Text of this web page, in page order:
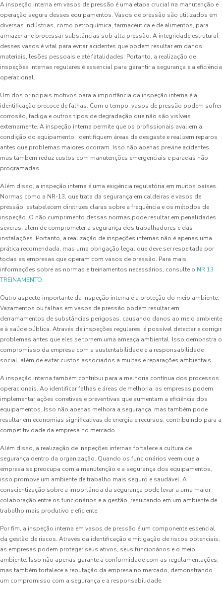
A inspeção interna em vasos de pressão é uma etapa crucial na manutenção e
operação segura desses equipamentos. Vasos de pressão são utilizados em
diversas indústrias, como petroquímica, farmacêutica e de alimentos, para
armazenar e processar substâncias sob alta pressão. A integridade estrutural
desses vasos é vital para evitar acidentes que podem resultar em danos
materiais, lesões pessoais e até fatalidades. Portanto, a realização de
inspeções internas regulares é essencial para garantir a segurança e a eficiência
operacional.
Um dos principais motivos para a importância da inspeção interna é a
identificação precoce de falhas. Com o tempo, vasos de pressão podem sofrer
corrosão, fadiga e outros tipos de degradação que não são visíveis
externamente. A inspeção interna permite que os profissionais avaliem a
condição do equipamento, identifiquem áreas de desgaste e realizem reparos
antes que problemas maiores ocorram. Isso não apenas previne acidentes,
mas também reduz custos com manutenções emergenciais e paradas não
programadas.
Além disso, a inspeção interna é uma exigência regulatória em muitos países.
Normas como a NR-13, que trata da segurança em caldeiras e vasos de
pressão, estabelecem diretrizes claras sobre a frequência e os métodos de
inspeção. O não cumprimento dessas normas pode resultar em penalidades
severas, além de comprometer a segurança dos trabalhadores e das
instalações. Portanto, a realização de inspeções internas não é apenas uma
prática recomendada, mas uma obrigação legal que deve ser respeitada por
todas as empresas que operam com vasos de pressão. Para mais
informações sobre as normas e treinamentos necessários, consulte o NR 13
TREINAMENTO.
Outro aspecto importante da inspeção interna é a proteção do meio ambiente.
Vazamentos ou falhas em vasos de pressão podem resultar em
derramamentos de substâncias perigosas, causando danos ao meio ambiente
e à saúde pública. Através de inspeções regulares, é possível detectar e corrigir
problemas antes que eles se tornem uma ameaça ambiental. Isso demonstra o
compromisso da empresa com a sustentabilidade e a responsabilidade
social, além de evitar custos associados a multas e reparações ambientais.
A inspeção interna também contribui para a melhoria contínua dos processos
operacionais. Ao identificar falhas e áreas de melhoria, as empresas podem
implementar ações corretivas e preventivas que aumentam a eficiência dos
equipamentos. Isso não apenas melhora a segurança, mas também pode
resultar em economias significativas de energia e recursos, contribuindo para a
competitividade da empresa no mercado.
Além disso, a realização de inspeções internas fortalece a cultura de
segurança dentro da organização. Quando os funcionários veem que a
empresa se preocupa com a manutenção e a segurança dos equipamentos,
isso promove um ambiente de trabalho mais seguro e saudável. A
conscientização sobre a importância da segurança pode levar a uma maior
colaboração entre os funcionários e a gestão, resultando em um ambiente de
trabalho mais produtivo e eficiente.
Por fim, a inspeção interna em vasos de pressão é um componente essencial
da gestão de riscos. Através da identificação e mitigação de riscos potenciais,
as empresas podem proteger seus ativos, seus funcionários e o meio
ambiente. Isso não apenas garante a conformidade com as regulamentações,
mas também fortalece a reputação da empresa no mercado, demonstrando
um compromisso com a segurança e a responsabilidade.